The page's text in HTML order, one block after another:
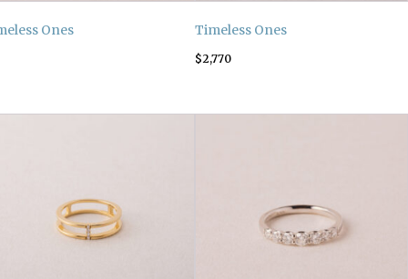
Ones Timeless Ones
$2,770